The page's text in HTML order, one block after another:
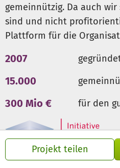
Projekt teilen
durchzuführen und somit
garantieren.
Mit Ihrer Unterstützung
Kinder eine gute Schulbildung
Essen erhalten, kranke
medizinisch versorgt werden
humanitär unterstützt
erwirtschaften können.
gemeinnützig. Da auch
sind und nicht
Plattform für die
2007
15.000
300 Mio € für den